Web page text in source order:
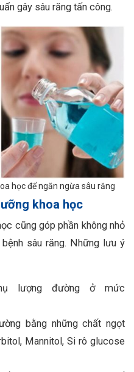
gây sâu răng tấn công.
học để ngăn ngừa sâu răng
khoa học
cũng góp phần không nhỏ
sâu răng. Những lưu ý
lượng đường ở mức
bằng những chất ngọt
Mannitol, Si rô glucose